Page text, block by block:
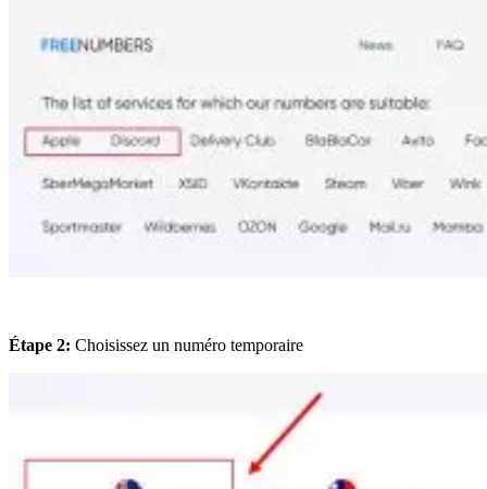
Étape 2: Choisissez un numéro temporaire